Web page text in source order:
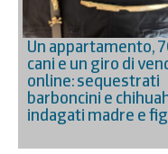
Un appartamento,
cani e un giro di
online: sequestrati
barboncini e
indagati madre e